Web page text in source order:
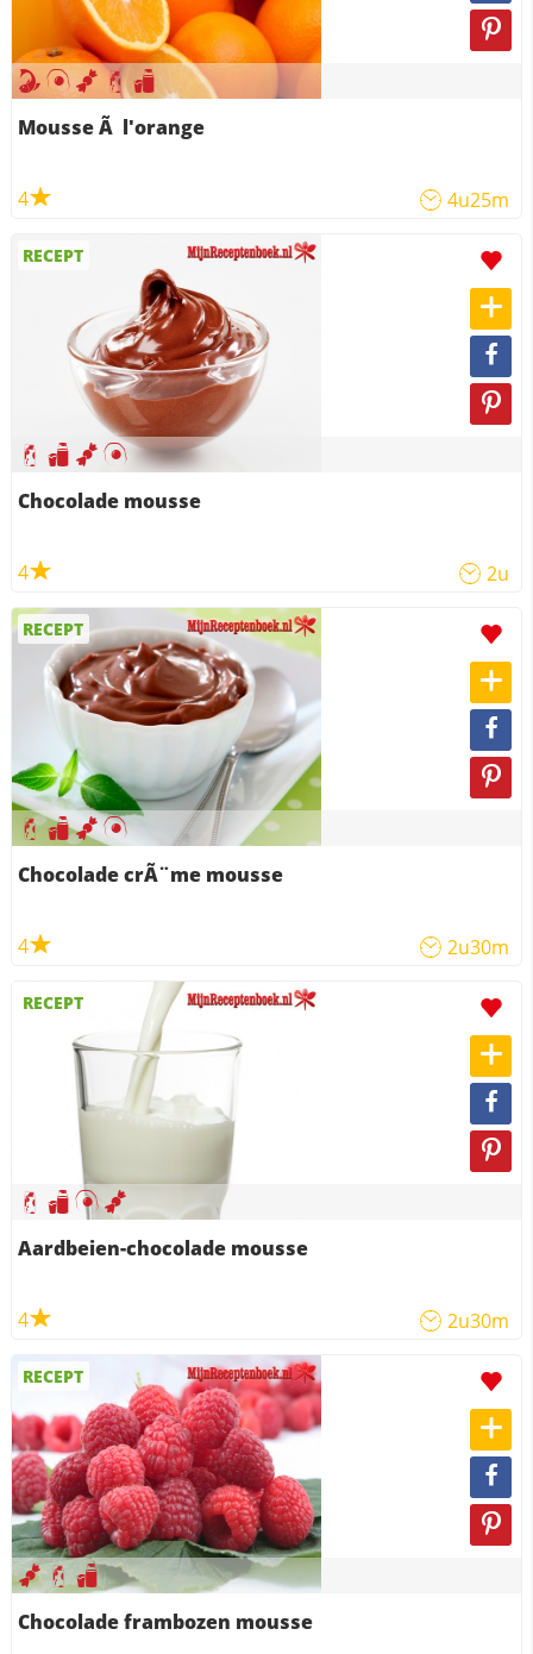
Mousse Ã l'orange
4 4u25m
RECEPT
Chocolade mousse
4 2u
RECEPT
Chocolade crÃ¨me mousse
4 2u30m
RECEPT
Aardbeien-chocolade mousse
4 2u30m
RECEPT
Chocolade frambozen mousse